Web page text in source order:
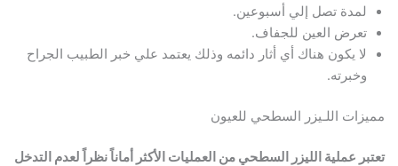
لمدة تصل إلي أسبوعين.
تعرض العين للجفاف.
لا يكون هناك أي أثار دائمه وذلك يعتمد علي خبر الطبيب الجراح
وخبرته.
مميزات اللـيزر السطحي للعيون
تعتبر عملية الليزر السطحي من العمليات الأكثر أماناً نظراً لعدم التدخل